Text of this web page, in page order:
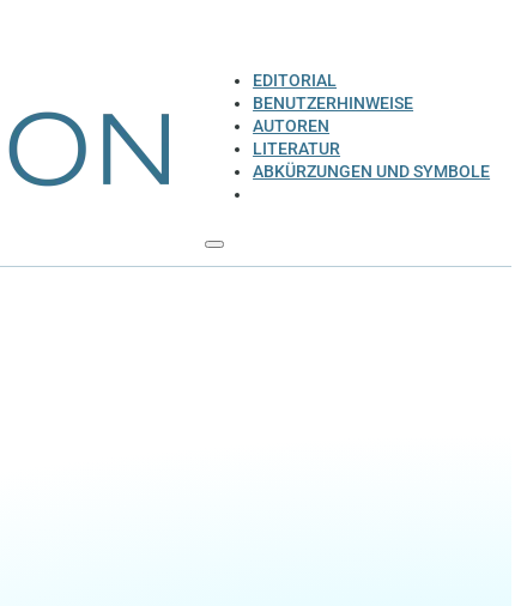
EDITORIAL
BENUTZERHINWEISE
AUTOREN
LITERATUR
ABKÜRZUNGEN UND SYMBOLE